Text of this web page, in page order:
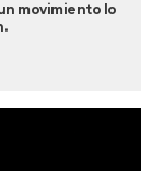
movimiento lo